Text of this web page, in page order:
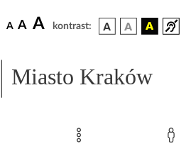
A A A kontrast:
Miasto Kraków